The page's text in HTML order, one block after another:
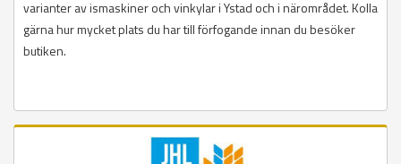
varianter av ismaskiner och vinkylar i Ystad och i närområdet. Kolla
gärna hur mycket plats du har till förfogande innan du besöker
butiken.